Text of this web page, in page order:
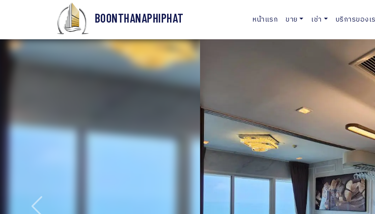
BOONTHANAPHIPHAT หน้าแรก ขาย เช่า บริการของเ
ก่อนหน้า